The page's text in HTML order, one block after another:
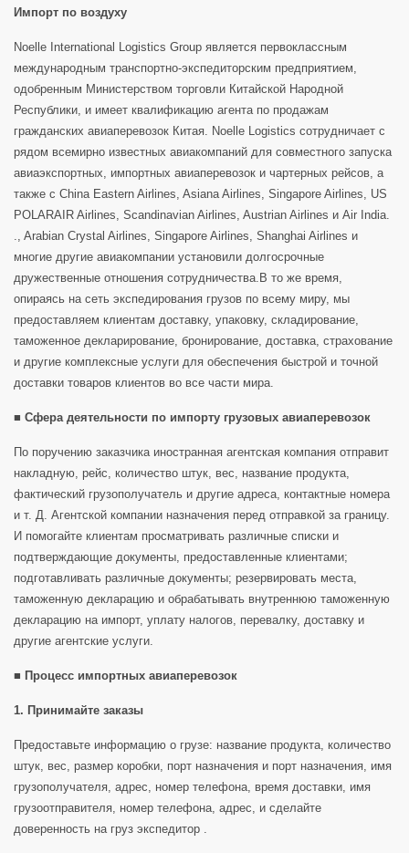
Импорт по воздуху
Noelle International Logistics Group является первоклассным
международным транспортно-экспедиторским предприятием,
одобренным Министерством торговли Китайской Народной
Республики, и имеет квалификацию агента по продажам
гражданских авиаперевозок Китая. Noelle Logistics сотрудничает с
рядом всемирно известных авиакомпаний для совместного запуска
авиаэкспортных, импортных авиаперевозок и чартерных рейсов, а
также с China Eastern Airlines, Asiana Airlines, Singapore Airlines, US
POLARAIR Airlines, Scandinavian Airlines, Austrian Airlines и Air India.
., Arabian Crystal Airlines, Singapore Airlines, Shanghai Airlines и
многие другие авиакомпании установили долгосрочные
дружественные отношения сотрудничества.В то же время,
опираясь на сеть экспедирования грузов по всему миру, мы
предоставляем клиентам доставку, упаковку, складирование,
таможенное декларирование, бронирование, доставка, страхование
и другие комплексные услуги для обеспечения быстрой и точной
доставки товаров клиентов во все части мира.
■ Сфера деятельности по импорту грузовых авиаперевозок
По поручению заказчика иностранная агентская компания отправит
накладную, рейс, количество штук, вес, название продукта,
фактический грузополучатель и другие адреса, контактные номера
и т. Д. Агентской компании назначения перед отправкой за границу.
И помогайте клиентам просматривать различные списки и
подтверждающие документы, предоставленные клиентами;
подготавливать различные документы; резервировать места,
таможенную декларацию и обрабатывать внутреннюю таможенную
декларацию на импорт, уплату налогов, перевалку, доставку и
другие агентские услуги.
■ Процесс импортных авиаперевозок
1. Принимайте заказы
Предоставьте информацию о грузе: название продукта, количество
штук, вес, размер коробки, порт назначения и порт назначения, имя
грузополучателя, адрес, номер телефона, время доставки, имя
грузоотправителя, номер телефона, адрес, и сделайте
доверенность на груз экспедитор .